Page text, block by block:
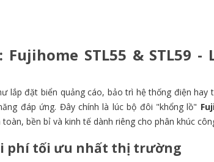
STL55 & STL59 -
lắp đặt biển quảng cáo, bảo trì hệ thống điện hay
đáp ứng. Đây chính là lúc bộ đôi "khổng lồ"
bền bỉ và kinh tế dành riêng cho phân khúc
phí tối ưu nhất thị trường